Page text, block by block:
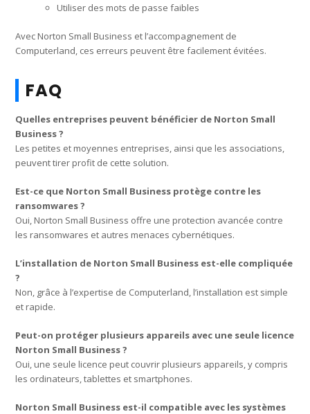
Utiliser des mots de passe faibles
Avec Norton Small Business et l’accompagnement de
Computerland, ces erreurs peuvent être facilement évitées.
FAQ
Quelles entreprises peuvent bénéficier de Norton Small
Business ?
Les petites et moyennes entreprises, ainsi que les associations,
peuvent tirer profit de cette solution.
Est-ce que Norton Small Business protège contre les
ransomwares ?
Oui, Norton Small Business offre une protection avancée contre
les ransomwares et autres menaces cybernétiques.
L’installation de Norton Small Business est-elle compliquée
?
Non, grâce à l’expertise de Computerland, l’installation est simple
et rapide.
Peut-on protéger plusieurs appareils avec une seule licence
Norton Small Business ?
Oui, une seule licence peut couvrir plusieurs appareils, y compris
les ordinateurs, tablettes et smartphones.
Norton Small Business est-il compatible avec les systèmes